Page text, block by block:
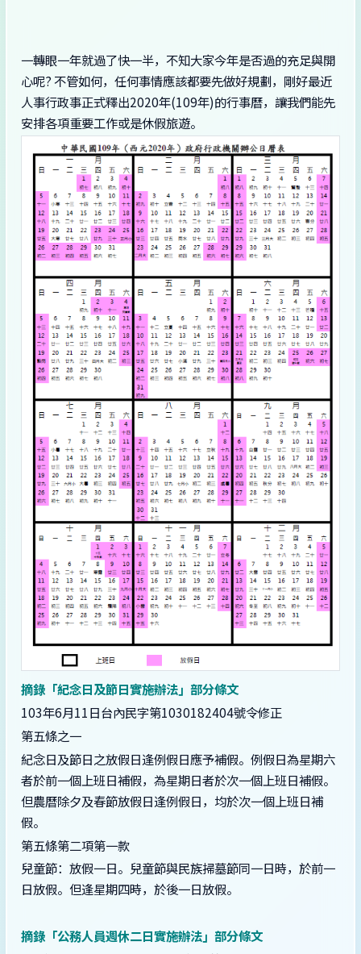
一轉眼一年就過了快一半，不知大家今年是否過的充足與開
心呢? 不管如何，任何事情應該都要先做好規劃，剛好最近
人事行政事正式釋出2020年(109年)的行事曆，讓我們能先
安排各項重要工作或是休假旅遊。
摘錄「紀念日及節日實施辦法」部分條文
103年6月11日台內民字第1030182404號令修正
第五條之一
紀念日及節日之放假日逢例假日應予補假。例假日為星期六
者於前一個上班日補假，為星期日者於次一個上班日補假。
但農曆除夕及春節放假日逢例假日，均於次一個上班日補
假。
第五條第二項第一款
兒童節：放假一日。兒童節與民族掃墓節同一日時，於前一
日放假。但逢星期四時，於後一日放假。
摘錄「公務人員週休二日實施辦法」部分條文